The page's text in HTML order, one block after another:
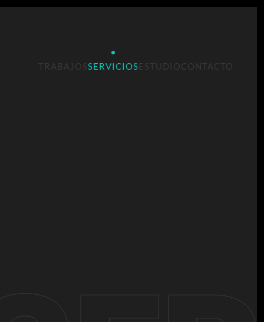
TRABAJOSSERVICIOSESTUDIOCONTACTO